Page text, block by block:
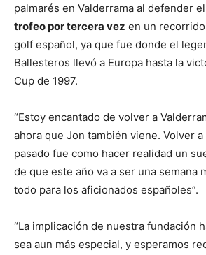
palmarés en Valderrama al defender
trofeo por tercera vez en un
golf español, ya que fue donde el
Ballesteros llevó a Europa hasta la
Cup de 1997.
“Estoy encantado de volver a
ahora que Jon también viene. Volver a
pasado fue como hacer realidad un
de que este año va a ser una semana
todo para los aficionados españoles”.
“La implicación de nuestra fundación
sea aun más especial, y esperamos